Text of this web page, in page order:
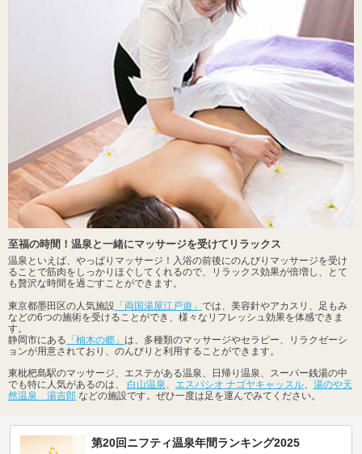
至福の時間！温泉と一緒にマッサージを受けてリラックス
温泉といえば、やっぱりマッサージ！入浴の前後にのんびりマッサージを受け
ることで筋肉をしっかりほぐしてくれるので、リラックス効果が倍増し、とて
も贅沢な時間を過ごすことができます。
東京都墨田区の人気施設 「両国湯屋江戸遊」 では、美容針やアカスリ、足もみ
などの6つの施術を受けることができ、様々なリフレッシュ効果を体感できま
す。
静岡市にある 「柚木の郷」 は、多種類のマッサージやセラピー、リラクゼーシ
ョンが用意されており、のんびりと利用することができます。
東枇杷島駅のマッサージ、エステがある温泉、日帰り温泉、スーパー銭湯の中
でも特に人気があるのは、 白山温泉 エスパシオ ナゴヤキャッスル
湯のや天
然温泉 湯吉郎 などの施設です。ぜひ一度は足を運んでみてください。
第20回ニフティ温泉年間ランキング2025